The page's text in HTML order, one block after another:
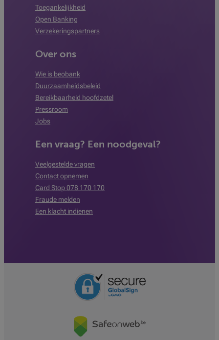
Toegankelijkheid
Open Banking
Verzekeringspartners
Over ons
Wie is beobank
Duurzaamheidsbeleid
Bereikbaarheid hoofdzetel
Pressroom
Jobs
Een vraag? Een noodgeval?
Veelgestelde vragen
Contact opnemen
Card Stop 078 170 170
Fraude melden
Een klacht indienen